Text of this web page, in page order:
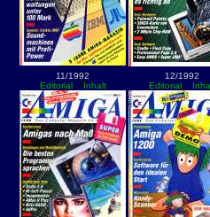
11/1992
Editorial
Inhalt
12/1992
Editorial